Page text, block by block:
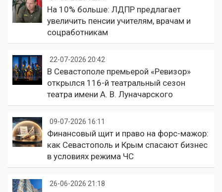
На 10% больше: ЛДПР предлагает
увеличить пенсии учителям, врачам и
соцработникам
22-07-2026 20:42
В Севастополе премьерой «Ревизор»
открылся 116-й театральный сезон
театра имени А. В. Луначарского
09-07-2026 16:11
Финансовый щит и право на форс-мажор:
как Севастополь и Крым спасают бизнес
в условиях режима ЧС
26-06-2026 21:18